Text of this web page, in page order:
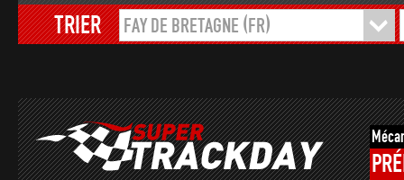
TRIER FAY DE BRETAGNE (FR)